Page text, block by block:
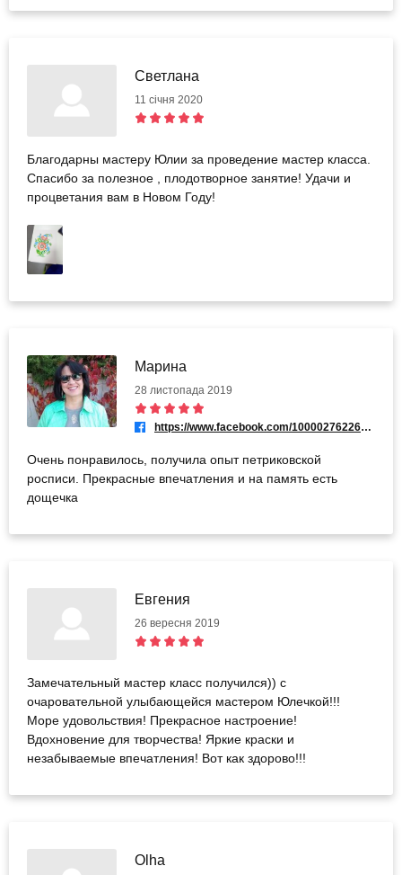
Светлана
11 січня 2020
Благодарны мастеру Юлии за проведение мастер класса.
Спасибо за полезное , плодотворное занятие! Удачи и
процветания вам в Новом Году!
Марина
28 листопада 2019
https://www.facebook.com/100002762260236
Очень понравилось, получила опыт петриковской
росписи. Прекрасные впечатления и на память есть
дощечка
Евгения
26 вересня 2019
Замечательный мастер класс получился)) с
очаровательной улыбающейся мастером Юлечкой!!!
Море удовольствия! Прекрасное настроение!
Вдохновение для творчества! Яркие краски и
незабываемые впечатления! Вот как здорово!!!
Olha